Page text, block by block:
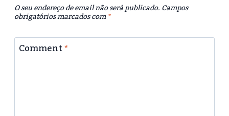
O seu endereço de email não será publicado.Campos
obrigatórios marcados com*
Comment*